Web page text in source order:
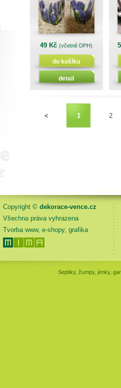
49 Kč(včetně DPH)
do košíku
detail
< 1 2
Copyright © dekorace-vence.cz
Všechna práva vyhrazena
Tvorba www, e-shopy, grafika
Septiky, žumpy, jímky,